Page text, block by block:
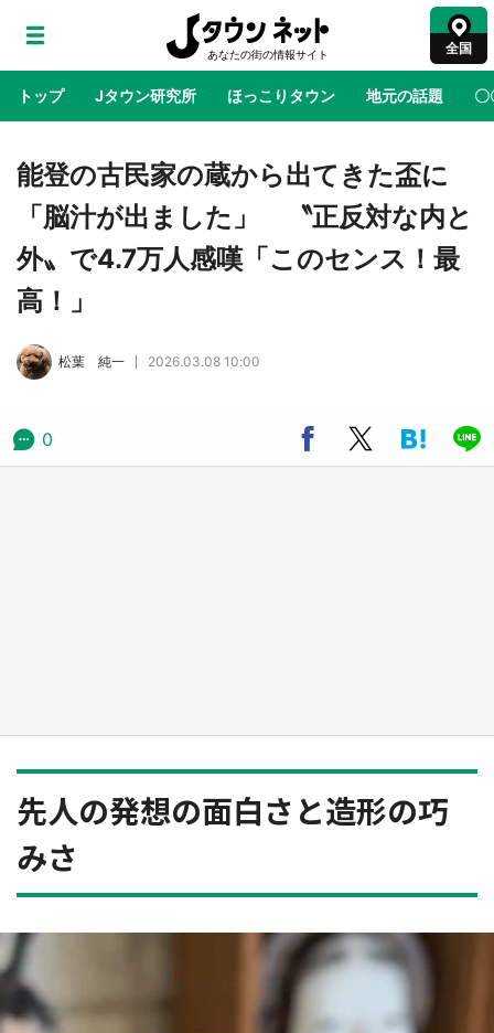
全国
トップ Jタウン研究所 ほっこりタウン 地元の話題 〇
地域×二次元 絶景 あの時はありがとう 物語がはじ
アニメ『はたらく細胞』と神奈川県の3度目コ
ラボ 作品の世界観通じて「小児がん」学べる
太郎グッズ買える 銀座・博品館TOY PARKへ
ラプラス・ダークネスが栃木県を征服！？ 県
公式プロモ動画で「聖地」が生産されてます
能登の古民家の蔵から出てきた盃に
「脳汁が出ました」 〝正反対な内と
外〟で4.7万人感嘆「このセンス！最
高！」
松葉 純一 2026.03.08 10:00
0
先人の発想の面白さと造形の巧
みさ